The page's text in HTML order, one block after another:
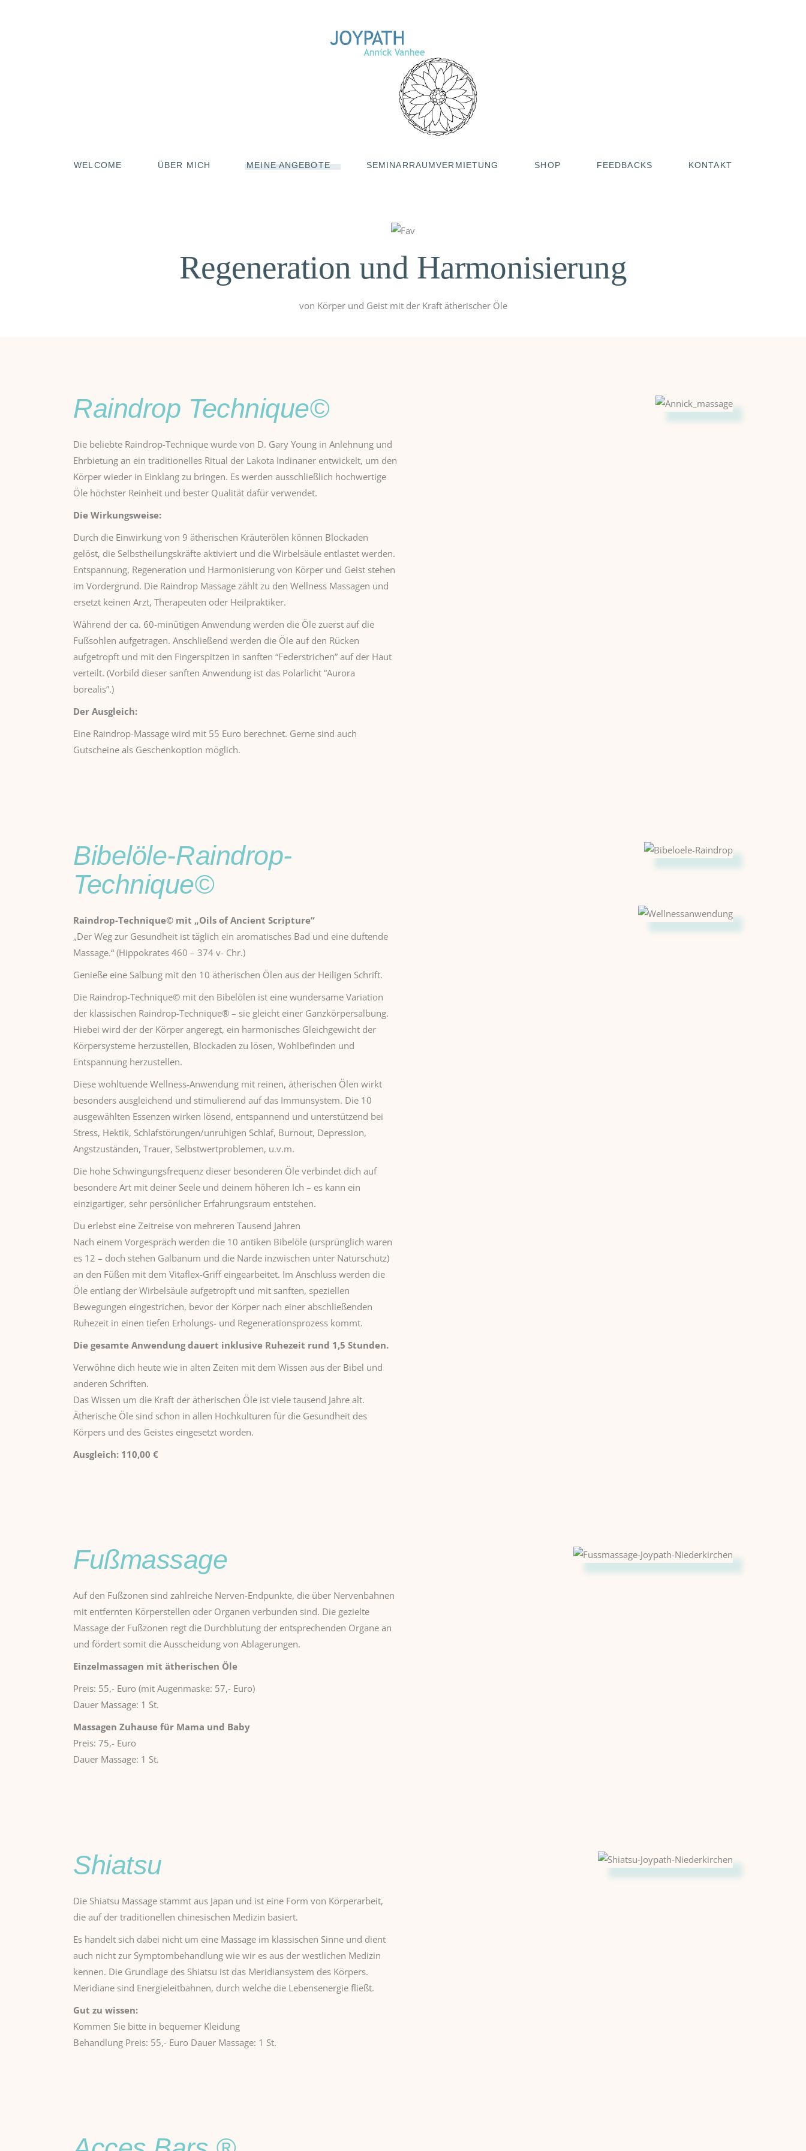
WELCOME ÜBER MICH MEINE ANGEBOTE SEMINARRAUMVERMIETUNG SHOP FEEDBACKS KONTAKT
Regeneration und Harmonisierung
von Körper und Geist mit der Kraft ätherischer Öle
Raindrop Technique©
Die beliebte Raindrop-Technique wurde von D. Gary Young in Anlehnung und
Ehrbietung an ein traditionelles Ritual der Lakota Indinaner entwickelt, um den
Körper wieder in Einklang zu bringen. Es werden ausschließlich hochwertige
Öle höchster Reinheit und bester Qualität dafür verwendet.
Die Wirkungsweise:
Durch die Einwirkung von 9 ätherischen Kräuterölen können Blockaden
gelöst, die Selbstheilungskräfte aktiviert und die Wirbelsäule entlastet werden.
Entspannung, Regeneration und Harmonisierung von Körper und Geist stehen
im Vordergrund. Die Raindrop Massage zählt zu den Wellness Massagen und
ersetzt keinen Arzt, Therapeuten oder Heilpraktiker.
Während der ca. 60-minütigen Anwendung werden die Öle zuerst auf die
Fußsohlen aufgetragen. Anschließend werden die Öle auf den Rücken
aufgetropft und mit den Fingerspitzen in sanften “Federstrichen” auf der Haut
verteilt. (Vorbild dieser sanften Anwendung ist das Polarlicht “Aurora
borealis”.)
Der Ausgleich:
Eine Raindrop-Massage wird mit 55 Euro berechnet. Gerne sind auch
Gutscheine als Geschenkoption möglich.
Bibelöle-Raindrop-
Technique©
Raindrop-Technique© mit „Oils of Ancient Scripture“
„Der Weg zur Gesundheit ist täglich ein aromatisches Bad und eine duftende
Massage.“ (Hippokrates 460 – 374 v- Chr.)
Genieße eine Salbung mit den 10 ätherischen Ölen aus der Heiligen Schrift.
Die Raindrop-Technique© mit den Bibelölen ist eine wundersame Variation
der klassischen Raindrop-Technique® – sie gleicht einer Ganzkörpersalbung.
Hiebei wird der der Körper angeregt, ein harmonisches Gleichgewicht der
Körpersysteme herzustellen, Blockaden zu lösen, Wohlbefinden und
Entspannung herzustellen.
Diese wohltuende Wellness-Anwendung mit reinen, ätherischen Ölen wirkt
besonders ausgleichend und stimulierend auf das Immunsystem. Die 10
ausgewählten Essenzen wirken lösend, entspannend und unterstützend bei
Stress, Hektik, Schlafstörungen/unruhigen Schlaf, Burnout, Depression,
Angstzuständen, Trauer, Selbstwertproblemen, u.v.m.
Die hohe Schwingungsfrequenz dieser besonderen Öle verbindet dich auf
besondere Art mit deiner Seele und deinem höheren Ich – es kann ein
einzigartiger, sehr persönlicher Erfahrungsraum entstehen.
Du erlebst eine Zeitreise von mehreren Tausend Jahren
Nach einem Vorgespräch werden die 10 antiken Bibelöle (ursprünglich waren
es 12 – doch stehen Galbanum und die Narde inzwischen unter Naturschutz)
an den Füßen mit dem Vitaflex-Griff eingearbeitet. Im Anschluss werden die
Öle entlang der Wirbelsäule aufgetropft und mit sanften, speziellen
Bewegungen eingestrichen, bevor der Körper nach einer abschließenden
Ruhezeit in einen tiefen Erholungs- und Regenerationsprozess kommt.
Die gesamte Anwendung dauert inklusive Ruhezeit rund 1,5 Stunden.
Verwöhne dich heute wie in alten Zeiten mit dem Wissen aus der Bibel und
anderen Schriften.
Das Wissen um die Kraft der ätherischen Öle ist viele tausend Jahre alt.
Ätherische Öle sind schon in allen Hochkulturen für die Gesundheit des
Körpers und des Geistes eingesetzt worden.
Ausgleich: 110,00 €
Fußmassage
Auf den Fußzonen sind zahlreiche Nerven-Endpunkte, die über Nervenbahnen
mit entfernten Körperstellen oder Organen verbunden sind. Die gezielte
Massage der Fußzonen regt die Durchblutung der entsprechenden Organe an
und fördert somit die Ausscheidung von Ablagerungen.
Einzelmassagen mit ätherischen Öle
Preis: 55,- Euro (mit Augenmaske: 57,- Euro)
Dauer Massage: 1 St.
Massagen Zuhause für Mama und Baby
Preis: 75,- Euro
Dauer Massage: 1 St.
Shiatsu
Die Shiatsu Massage stammt aus Japan und ist eine Form von Körperarbeit,
die auf der traditionellen chinesischen Medizin basiert.
Es handelt sich dabei nicht um eine Massage im klassischen Sinne und dient
auch nicht zur Symptombehandlung wie wir es aus der westlichen Medizin
kennen. Die Grundlage des Shiatsu ist das Meridiansystem des Körpers.
Meridiane sind Energieleitbahnen, durch welche die Lebensenergie fließt.
Gut zu wissen:
Kommen Sie bitte in bequemer Kleidung
Behandlung Preis: 55,- Euro Dauer Massage: 1 St.